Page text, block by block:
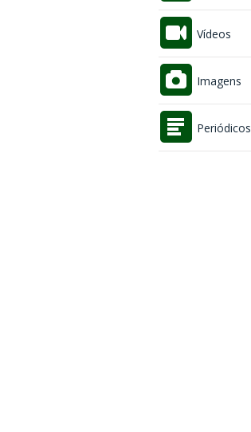
Vídeos
Imagens
Periódicos